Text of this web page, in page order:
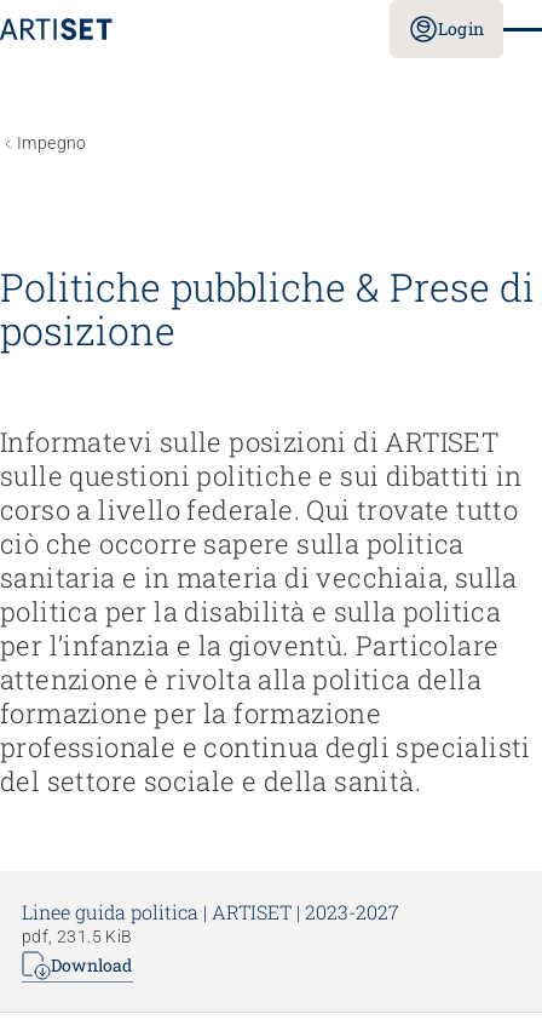
Login
Gestire e formare il personale
Strutturare il lavoro e la cultura aziendale
Gestire l'azienda e applicare la legge
Garantire la sicurezza
Regolamentare il finanziamento
Sviluppare offerte
Pubblicizzare offerte
Promuovere la sostenibilità
Organizzare gli acquisti
Favorire l’inclusione nel mondo del lavoro
Lavorare con i familiari
Organizzare il fine vita
Gestire la transizione
Rafforzare l’autodeterminazione
Affrontare le questioni di salute
Tutelare l’integrità
Accompagnare in caso di demenza
Federazione
Team
Lavorare in ARTISET
Affiliazione
Visione, missione, valori
Politiche pubbliche & Prese di posizione
Lavoro in rete
Progetti
Impegno
Politiche pubbliche & Prese di
posizione
Informatevi sulle posizioni di ARTISET
sulle questioni politiche e sui dibattiti in
corso a livello federale. Qui trovate tutto
ciò che occorre sapere sulla politica
sanitaria e in materia di vecchiaia, sulla
politica per la disabilità e sulla politica
per l’infanzia e la gioventù. Particolare
attenzione è rivolta alla politica della
formazione per la formazione
professionale e continua degli specialisti
del settore sociale e della sanità.
Linee guida politica | ARTISET | 2023-2027
pdf, 231.5 KiB
Download